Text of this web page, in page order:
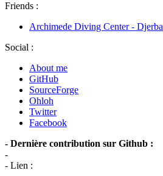
Friends :
Archimede Diving Center - Djerba
Social :
About me
GitHub
SourceForge
Ohloh
Twitter
Facebook
- Dernière contribution sur Github :
-
- Lien :